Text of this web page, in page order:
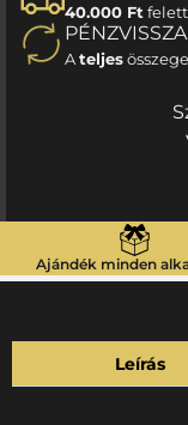
40.000 Ft
Ateljes
Ajándék minden
Leírás